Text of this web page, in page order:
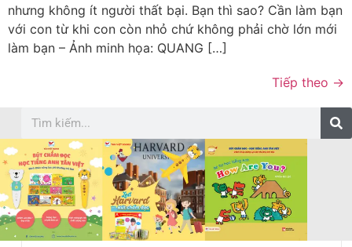
nhưng không ít người thất bại. Bạn thì sao? Cần làm bạn
với con từ khi con còn nhỏ chứ không phải chờ lớn mới
làm bạn – Ảnh minh họa: QUANG […]
Tiếp theo →